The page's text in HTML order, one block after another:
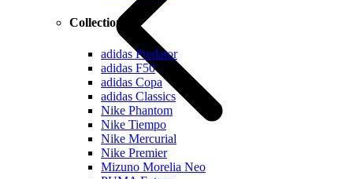
Collections
adidas Predator
adidas F50
adidas Copa
adidas Classics
Nike Phantom
Nike Tiempo
Nike Mercurial
Nike Premier
Mizuno Morelia Neo